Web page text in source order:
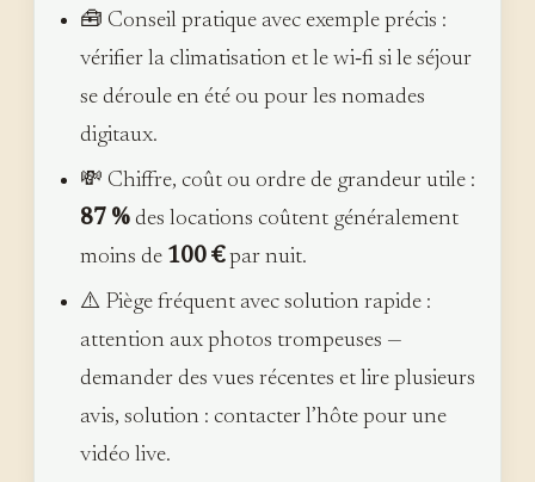
🧰 Conseil pratique avec exemple précis :
vérifier la climatisation et le wi‑fi si le séjour
se déroule en été ou pour les nomades
digitaux.
💸 Chiffre, coût ou ordre de grandeur utile :
87 % des locations coûtent généralement
moins de 100 €par nuit.
⚠️ Piège fréquent avec solution rapide :
attention aux photos trompeuses —
demander des vues récentes et lire plusieurs
avis, solution : contacter l’hôte pour une
vidéo live.